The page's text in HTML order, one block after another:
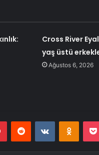
Cross River
yaş üstü
Ağustos 6, 2026
PinterestReddit VKontakte